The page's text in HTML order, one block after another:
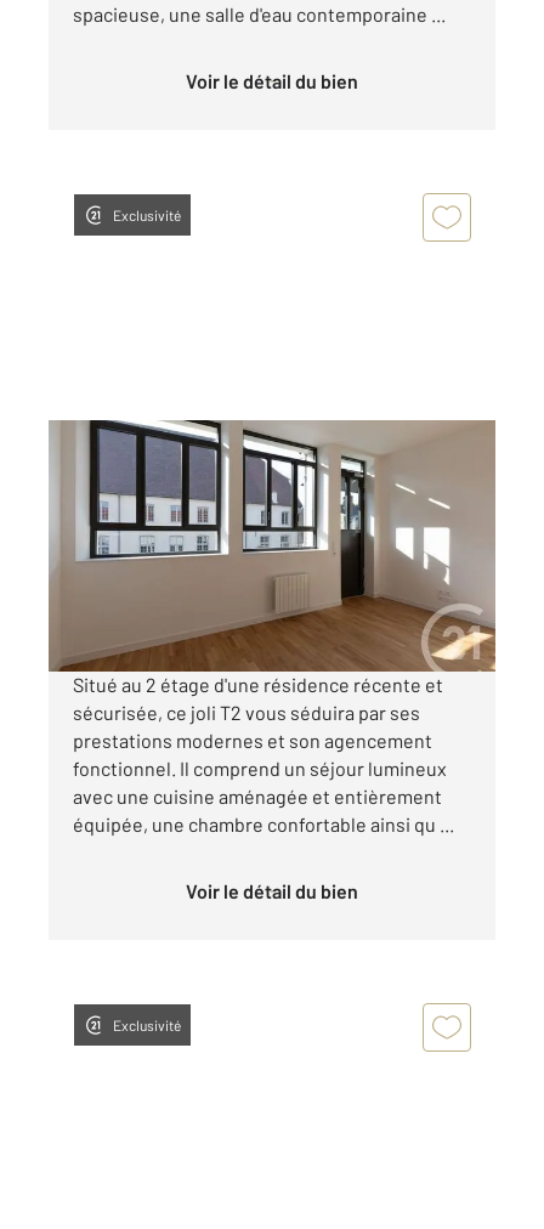
spacieuse, une salle d'eau contemporaine ...
Voir le détail du bien
Exclusivité
, 2 pièces
Ref : 13573
Appartement F2 à louer
560 €
par mois charges comprises
Situé au 2 étage d'une résidence récente et
sécurisée, ce joli T2 vous séduira par ses
prestations modernes et son agencement
fonctionnel. Il comprend un séjour lumineux
avec une cuisine aménagée et entièrement
équipée, une chambre confortable ainsi qu ...
Voir le détail du bien
Exclusivité